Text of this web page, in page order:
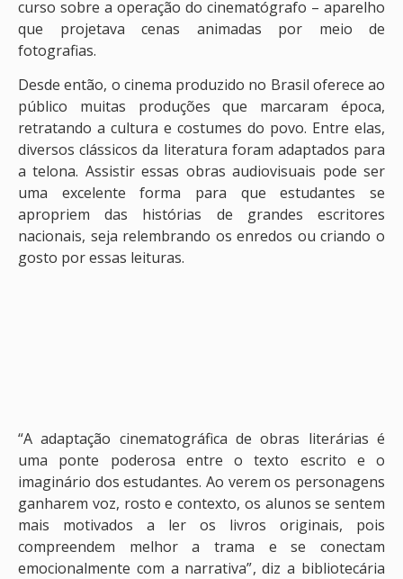
curso sobre a operação do cinematógrafo – aparelho
que projetava cenas animadas por meio de
fotografias.
Desde então, o cinema produzido no Brasil oferece ao
público muitas produções que marcaram época,
retratando a cultura e costumes do povo. Entre elas,
diversos clássicos da literatura foram adaptados para
a telona. Assistir essas obras audiovisuais pode ser
uma excelente forma para que estudantes se
apropriem das histórias de grandes escritores
nacionais, seja relembrando os enredos ou criando o
gosto por essas leituras.
“A adaptação cinematográfica de obras literárias é
uma ponte poderosa entre o texto escrito e o
imaginário dos estudantes. Ao verem os personagens
ganharem voz, rosto e contexto, os alunos se sentem
mais motivados a ler os livros originais, pois
compreendem melhor a trama e se conectam
emocionalmente com a narrativa”, diz a bibliotecária